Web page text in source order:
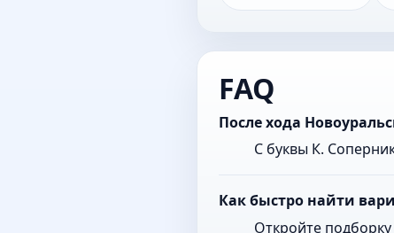
FAQ
После хода
С буквы К.
Как быстро найти
Откройте